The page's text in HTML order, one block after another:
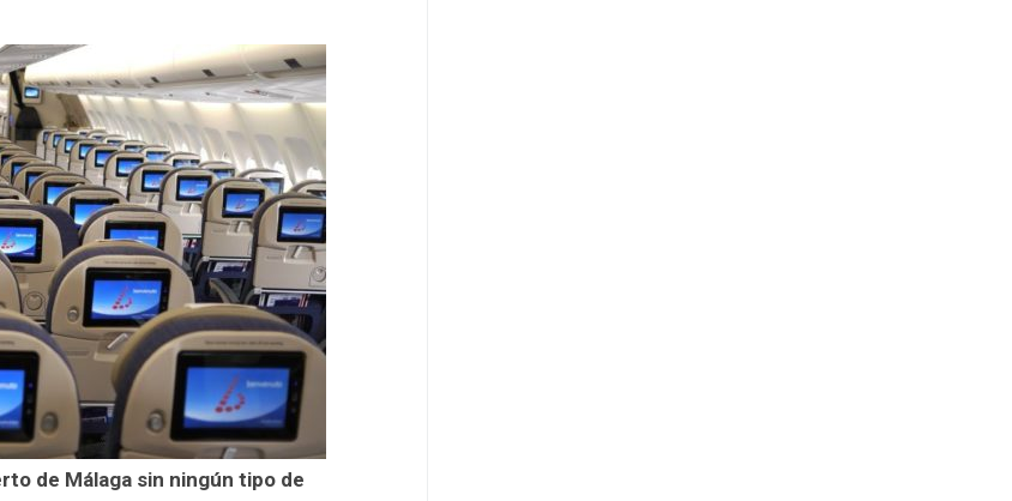
de Málaga sin ningún tipo de